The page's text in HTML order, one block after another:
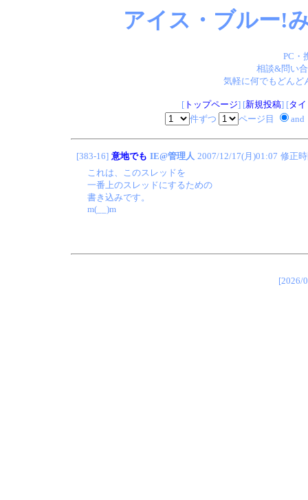
アイス・ブルー!
PC・
相談&問い
気軽に何でもどん
[トップページ] [新規投稿] [タ
件ずつ
ページ目 and
[383-16] 意地でも IE@管理人 2007/12/17(月)01:07 修正
これは、このスレッドを
一番上のスレッドにするための
書き込みです。
m(__)m
[2026/